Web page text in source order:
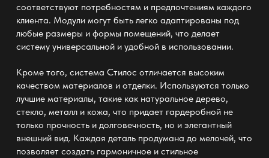
соответствуют потребностям и предпочтениям каждого
клиента. Модули могут быть легко адаптированы под
любые размеры и формы помещений, что делает
систему универсальной и удобной в использовании.
Кроме того, система Стилос отличается высоким
качеством материалов и отделки. Используются только
лучшие материалы, такие как натуральное дерево,
стекло, металл и кожа, что придает гардеробной не
только прочность и долговечность, но и элегантный
внешний вид. Каждая деталь продумана до мелочей, что
позволяет создать гармоничное и стильное